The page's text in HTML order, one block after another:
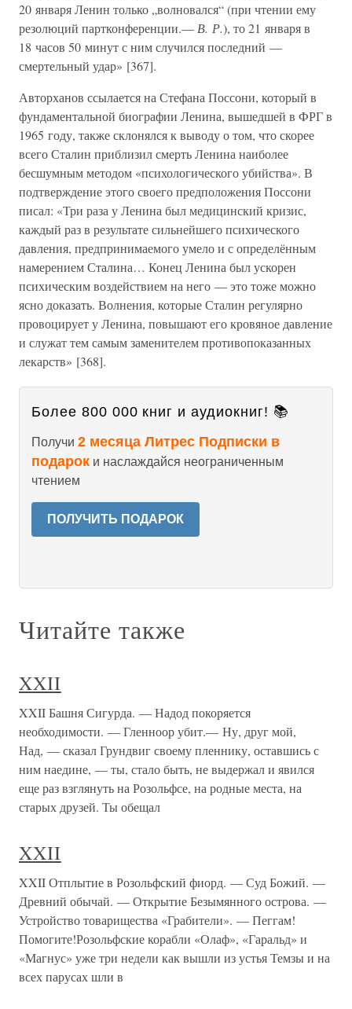
20 января Ленин только „волновался“ (при чтении ему
резолюций партконференции.— В. Р.), то 21 января в
18 часов 50 минут с ним случился последний —
смертельный удар» [367].
Авторханов ссылается на Стефана Поссони, который в
фундаментальной биографии Ленина, вышедшей в ФРГ в
1965 году, также склонялся к выводу о том, что скорее
всего Сталин приблизил смерть Ленина наиболее
бесшумным методом «психологического убийства». В
подтверждение этого своего предположения Поссони
писал: «Три раза у Ленина был медицинский кризис,
каждый раз в результате сильнейшего психического
давления, предпринимаемого умело и с определённым
намерением Сталина… Конец Ленина был ускорен
психическим воздействием на него — это тоже можно
ясно доказать. Волнения, которые Сталин регулярно
провоцирует у Ленина, повышают его кровяное давление
и служат тем самым заменителем противопоказанных
лекарств» [368].
Более 800 000 книг и аудиокниг! 📚
Получи 2 месяца Литрес Подписки в
подарок и наслаждайся неограниченным
чтением
ПОЛУЧИТЬ ПОДАРОК
Читайте также
XXII
XXII Башня Сигурда. — Надод покоряется
необходимости. — Гленноор убит.— Ну, друг мой,
Над, — сказал Грундвиг своему пленнику, оставшись с
ним наедине, — ты, стало быть, не выдержал и явился
еще раз взглянуть на Розольфсе, на родные места, на
старых друзей. Ты обещал
XXII
XXII Отплытие в Розольфский фиорд. — Суд Божий. —
Древний обычай. — Открытие Безымянного острова. —
Устройство товарищества «Грабители». — Пеггам!
Помогите!Розольфские корабли «Олаф», «Гаральд» и
«Магнус» уже три недели как вышли из устья Темзы и на
всех парусах шли в